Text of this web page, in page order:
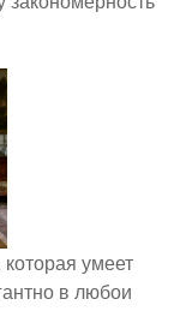
умеет
в любои